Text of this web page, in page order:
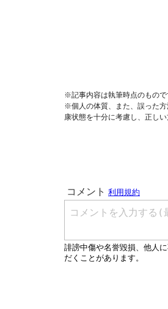
※記事内容は執筆時点のもので
※個人の体質、また、誤った
康状態を十分に考慮し、正し